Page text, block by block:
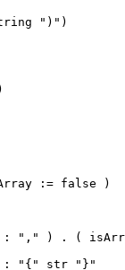
")")
:= false )
"," ) . (
"{" str "}"